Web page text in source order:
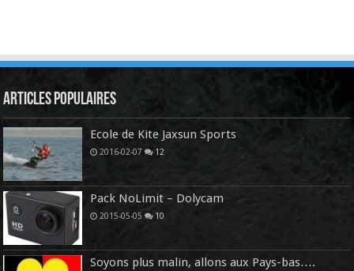
Articles Populaires
Ecole de Kite Jaxsun Sports
2016-02-07 12
Pack NoLimit – Dolycam
2015-05-05 10
Soyons plus malin, allons aux Pays-bas….